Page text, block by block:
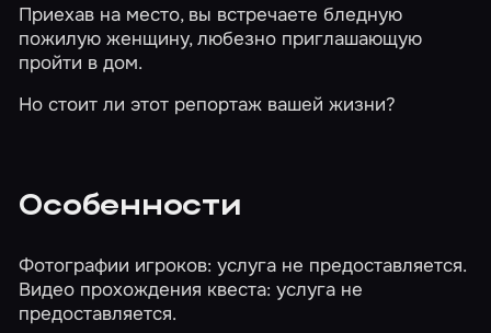
Приехав на место, вы встречаете бледную
пожилую женщину, любезно приглашающую
пройти в дом.
Но стоит ли этот репортаж вашей жизни?
Особенности
Фотографии игроков: услуга не предоставляется.
Видео прохождения квеста: услуга не
предоставляется.